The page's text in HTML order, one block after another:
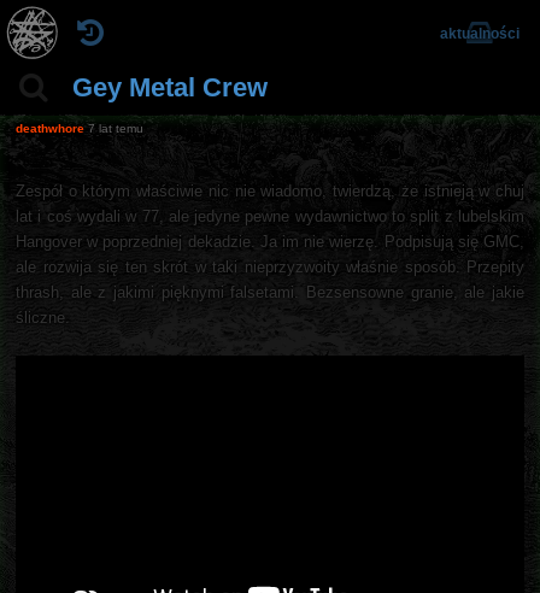
Gey Metal Crew
aktualności
deathwhore 7 lat temu
Zespół o którym właściwie nic nie wiadomo, twierdzą, że istnieją w chuj
lat i coś wydali w 77, ale jedyne pewne wydawnictwo to split z lubelskim
Hangover w poprzedniej dekadzie. Ja im nie wierzę. Podpisują się GMC,
ale rozwija się ten skrót w taki nieprzyzwoity właśnie sposób. Przepity
thrash, ale z jakimi pięknymi falsetami. Bezsensowne granie, ale jakie
śliczne.